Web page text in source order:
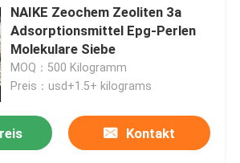
NAIKE Zeochem Zeoliten 3a
Adsorptionsmittel Epg-Perlen
Molekulare Siebe
MOQ：500 Kilogramm
Preis：usd+1.5+ kilograms
Kontakt